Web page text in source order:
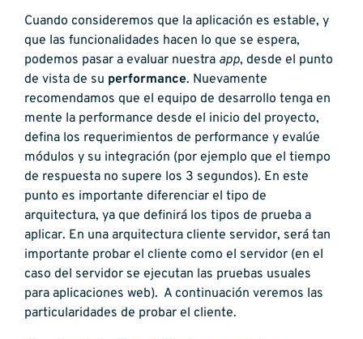
Cuando consideremos que la aplicación es estable, y
que las funcionalidades hacen lo que se espera,
podemos pasar a evaluar nuestra app, desde el punto
de vista de su performance. Nuevamente
recomendamos que el equipo de desarrollo tenga en
mente la performance desde el inicio del proyecto,
defina los requerimientos de performance y evalúe
módulos y su integración (por ejemplo que el tiempo
de respuesta no supere los 3 segundos). En este
punto es importante diferenciar el tipo de
arquitectura, ya que definirá los tipos de prueba a
aplicar. En una arquitectura cliente servidor, será tan
importante probar el cliente como el servidor (en el
caso del servidor se ejecutan las pruebas usuales
para aplicaciones web). A continuación veremos las
particularidades de probar el cliente.